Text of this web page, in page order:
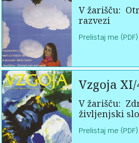
V žarišču:
razvezi
Prelistaj me (PDF)
Vzgoja XI/
V žarišču:
življenjski
Prelistaj me (PDF)